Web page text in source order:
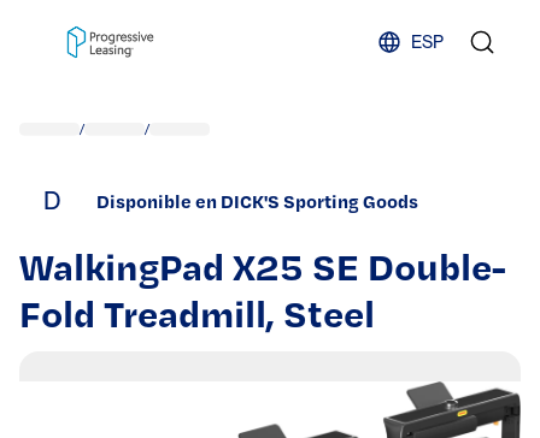
ESP
/ /
D Disponible en DICK'S Sporting Goods
WalkingPad X25 SE Double-
Fold Treadmill, Steel